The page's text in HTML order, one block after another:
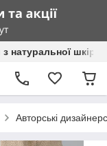
натуральної шкіри
Авторські